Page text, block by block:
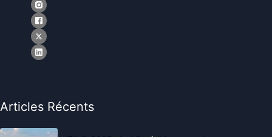
Articles Récents